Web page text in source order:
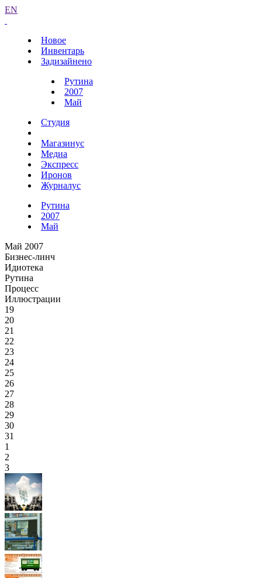
EN
Новое
Инвентарь
Задизайнено
Рутина
2007
Май
Студия
Магазинус
Медиа
Экспресс
Иронов
Журналус
Рутина
2007
Май
Май 2007
Бизнес-линч
Идиотека
Рутина
Процесс
Иллюстрации
19
20
21
22
23
24
25
26
27
28
29
30
31
1
2
3